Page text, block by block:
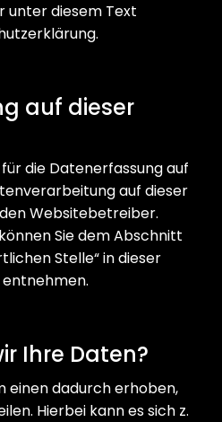
unter diesem Text
auf dieser
die Datenerfassung auf
auf dieser
Websitebetreiber.
Sie dem Abschnitt
Stelle“ in dieser
Ihre Daten?
einen dadurch erhoben,
Hierbei kann es sich z.